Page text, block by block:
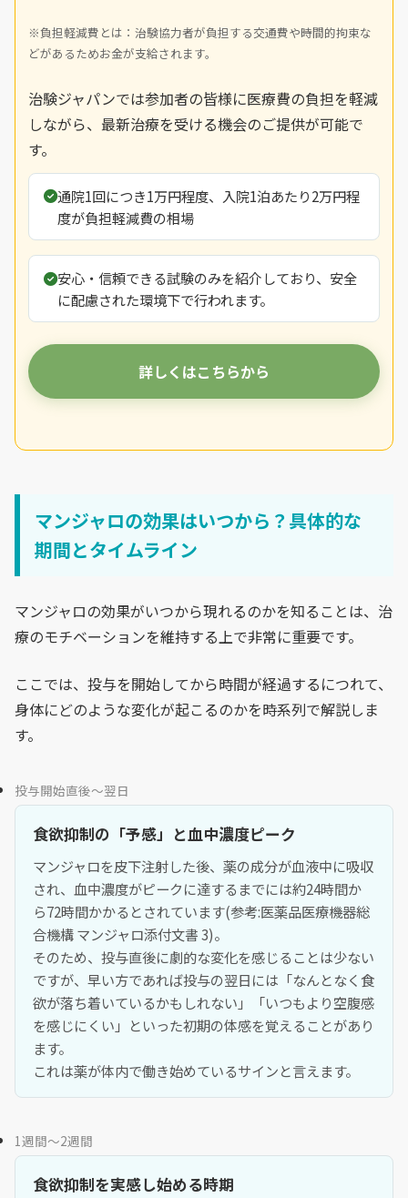
※負担軽減費とは：治験協力者が負担する交通費や時間的拘束な
どがあるためお金が支給されます。
治験ジャパンでは参加者の皆様に医療費の負担を軽減
しながら、最新治療を受ける機会のご提供が可能で
す。
通院1回につき1万円程度、入院1泊あたり2万円程
度が負担軽減費の相場
安心・信頼できる試験のみを紹介しており、安全
に配慮された環境下で行われます。
詳しくはこちらから
マンジャロの効果はいつから？具体的な
期間とタイムライン
マンジャロの効果がいつから現れるのかを知ることは、治
療のモチベーションを維持する上で非常に重要です。
ここでは、投与を開始してから時間が経過するにつれて、
身体にどのような変化が起こるのかを時系列で解説しま
す。
投与開始直後〜翌日
食欲抑制の「予感」と血中濃度ピーク
マンジャロを皮下注射した後、薬の成分が血液中に吸収
され、血中濃度がピークに達するまでには約24時間か
ら72時間かかるとされています(参考:医薬品医療機器総
合機構 マンジャロ添付文書 3)。
そのため、投与直後に劇的な変化を感じることは少ない
ですが、早い方であれば投与の翌日には「なんとなく食
欲が落ち着いているかもしれない」「いつもより空腹感
を感じにくい」といった初期の体感を覚えることがあり
ます。
これは薬が体内で働き始めているサインと言えます。
1週間〜2週間
食欲抑制を実感し始める時期